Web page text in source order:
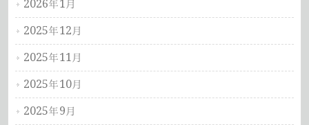
2026年1月
2025年12月
2025年11月
2025年10月
2025年9月